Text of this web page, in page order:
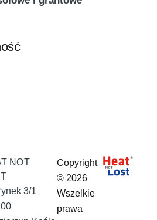
NOT
3/1
Copyright
© 2026
Wszelkie
prawa